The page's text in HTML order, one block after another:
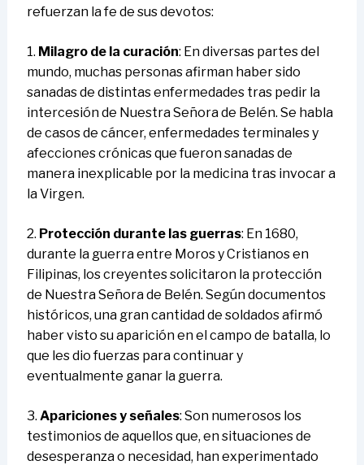
refuerzan la fe de sus devotos:
1. Milagro de la curación: En diversas partes del
mundo, muchas personas afirman haber sido
sanadas de distintas enfermedades tras pedir la
intercesión de Nuestra Señora de Belén. Se habla
de casos de cáncer, enfermedades terminales y
afecciones crónicas que fueron sanadas de
manera inexplicable por la medicina tras invocar a
la Virgen.
2. Protección durante las guerras: En 1680,
durante la guerra entre Moros y Cristianos en
Filipinas, los creyentes solicitaron la protección
de Nuestra Señora de Belén. Según documentos
históricos, una gran cantidad de soldados afirmó
haber visto su aparición en el campo de batalla, lo
que les dio fuerzas para continuar y
eventualmente ganar la guerra.
3. Apariciones y señales: Son numerosos los
testimonios de aquellos que, en situaciones de
desesperanza o necesidad, han experimentado